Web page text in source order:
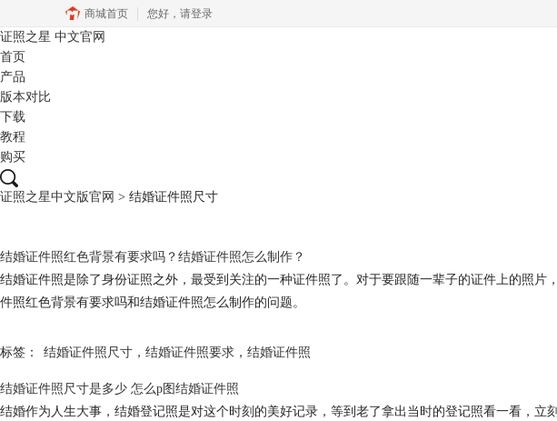
商城首页 您好， 请登录
证照之星 中文官网
首页
产品
版本对比
下载
教程
购买
证照之星中文版官网 > 结婚证件照尺寸
结婚证件照红色背景有要求吗？结婚证件照怎么制作？
结婚证件照是除了身份证照之外，最受到关注的一种证件照了。对于要跟随一辈子的证件上的照
件照红色背景有要求吗和结婚证件照怎么制作的问题。
标签： 结婚证件照尺寸 ， 结婚证件照要求 ， 结婚证件照
结婚证件照尺寸是多少 怎么p图结婚证件照
结婚作为人生大事，结婚登记照是对这个时刻的美好记录，等到老了拿出当时的登记照看一看，